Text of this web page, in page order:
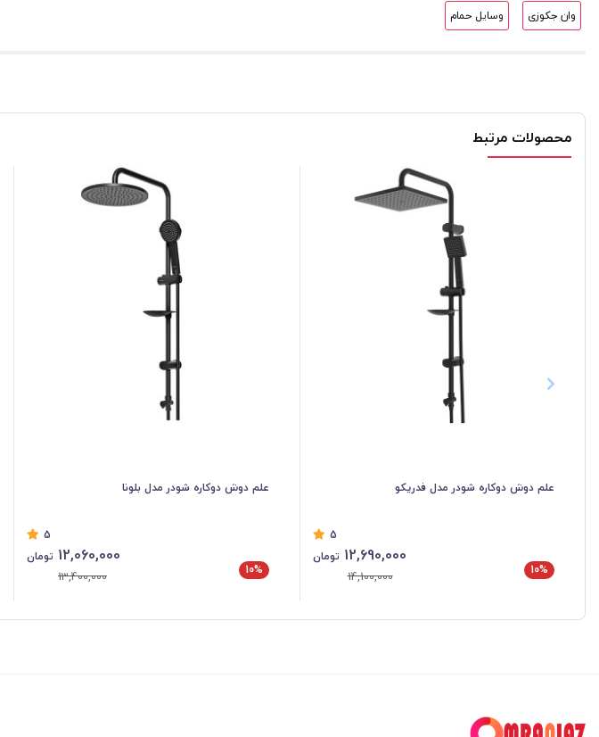
وان جکوزی وسایل حمام
محصولات مرتبط
علم دوش دوکاره شودر مدل فدریکو
5
10%
12,690,000 تومان
14,100,000
علم دوش دوکاره شودر مدل بلونا
5
10%
12,060,000 تومان
13,400,000